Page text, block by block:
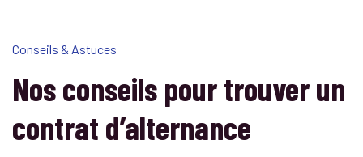
Conseils & Astuces
Nos conseils pour trouver un
contrat d’alternance